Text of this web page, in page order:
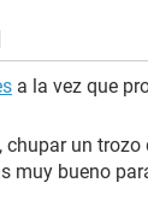
a la vez que
un trozo
muy bueno